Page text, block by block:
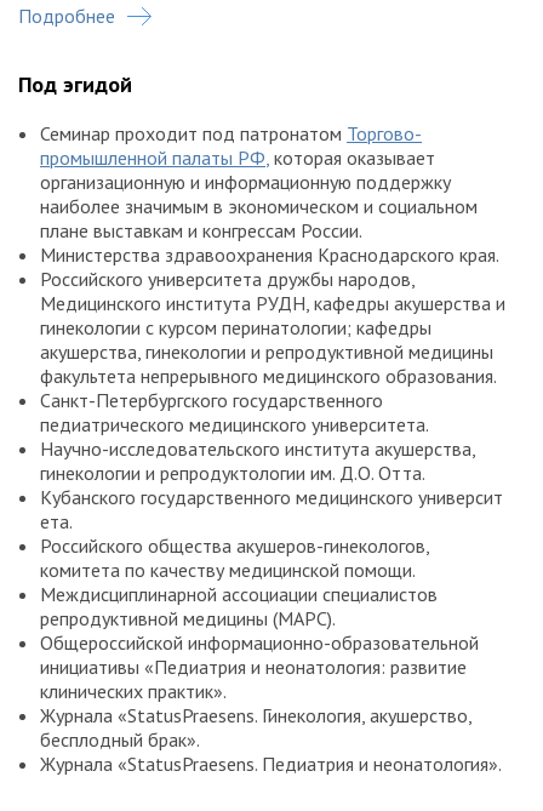
Пенжоян Григорий Артёмович
университета (Краснодар)
главный внештатный специалист Минздрава РФ по
акушерству, гинекологии и репродуктивному здоровью в
Сибирском федеральном округе, зав. кафедрой
акушерства и гинекологии им. Г.А. Ушаковой Кемеровского
государственного медицинского университета, президент
Кемеровской региональной общественной организации
«Ассоциация акушеров-гинекологов» (Кемерово) проф.
Башмакова Н.В. (Екатеринбург)
Белокриницкая Татьяна Евгеньевна, засл. врач РФ,
докт. мед. наук, проф., главный внештатный специалист по
акушерству и гинекологии Минздрава РФ в
Дальневосточном федеральном округе, зав. кафедрой
акушерства и гинекологии ФПК и ППС Читинской
государственной медицинской академии, президент
Забайкальского общества акушеров-гинекологов (Чита)
Крутова Виктория Александровна, докт. мед. наук,
главный внештатный специалист по акушерству и
гинекологии Минздрава РФ в Южном федеральном
округе, проректор по лечебной работе и
последипломному обучению Кубанского государственного
медицинского университета, проф. кафедры акушерства,
гинекологии и перинатологии ФПК и ППС того же
университета (Краснодар)
Михайлов Антон Валерьевич
наук, проф., главный внештатный специалист по
акушерству и гинекологии Минздрава РФ по Северо-
Западному федеральному округу, главный врач
Подробнее
Под эгидой
Семинар проходит под патронатом Торгово-
промышленной палаты РФ которая оказывает
организационную и информационную поддержку
наиболее значимым в экономическом и социальном
плане выставкам и конгрессам России.
Министерства здравоохранения Краснодарского края.
Российского университета дружбы народов,
Медицинского института РУДН, кафедры акушерства и
гинекологии с курсом перинатологии; кафедры
акушерства, гинекологии и репродуктивной медицины
факультета непрерывного медицинского образования.
Санкт-Петербургского государственного
педиатрического медицинского университета.
Научно-исследовательского института акушерства,
гинекологии и репродуктологии им. Д.О. Отта.
Кубанского государственного медицинского университ
ета.
Российского общества акушеров-гинекологов,
комитета по качеству медицинской помощи.
Междисциплинарной ассоциации специалистов
репродуктивной медицины (МАРС).
Общероссийской информационно-образовательной
инициативы «Педиатрия и неонатология: развитие
клинических практик».
Журнала «StatusPraesens. Гинекология, акушерство,
бесплодный брак».
Журнала «StatusPraesens. Педиатрия и неонатология».